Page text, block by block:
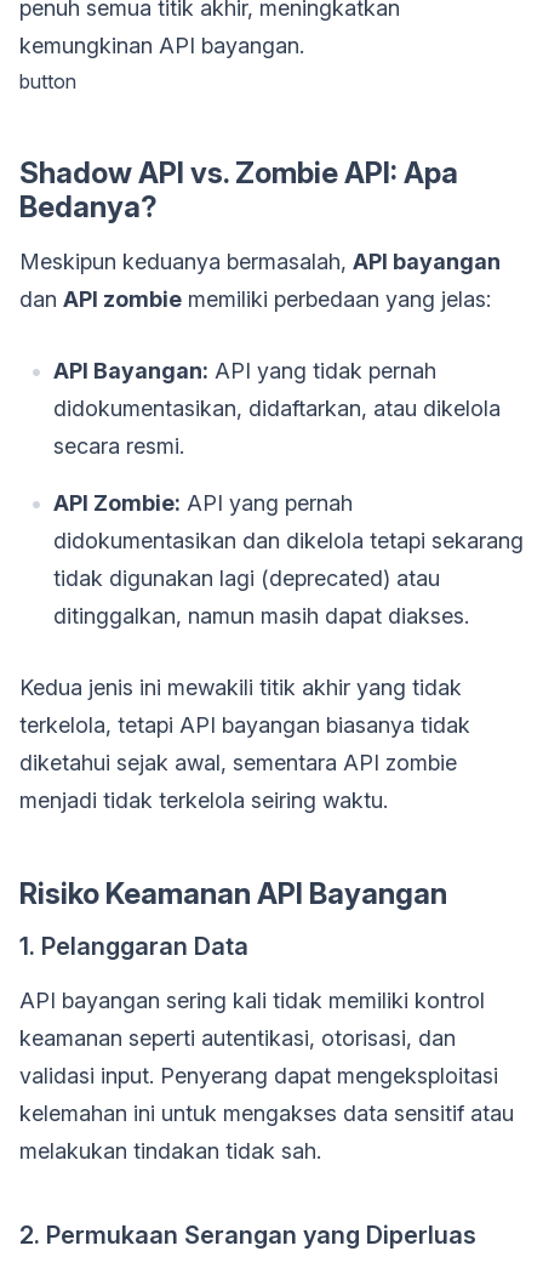
penuh semua titik akhir, meningkatkan
kemungkinan API bayangan.
button
Shadow API vs. Zombie API: Apa
Bedanya?
Meskipun keduanya bermasalah, API bayangan
dan API zombie memiliki perbedaan yang jelas:
API Bayangan: API yang tidak pernah
didokumentasikan, didaftarkan, atau dikelola
secara resmi.
API Zombie: API yang pernah
didokumentasikan dan dikelola tetapi sekarang
tidak digunakan lagi (deprecated) atau
ditinggalkan, namun masih dapat diakses.
Kedua jenis ini mewakili titik akhir yang tidak
terkelola, tetapi API bayangan biasanya tidak
diketahui sejak awal, sementara API zombie
menjadi tidak terkelola seiring waktu.
Risiko Keamanan API Bayangan
1. Pelanggaran Data
API bayangan sering kali tidak memiliki kontrol
keamanan seperti autentikasi, otorisasi, dan
validasi input. Penyerang dapat mengeksploitasi
kelemahan ini untuk mengakses data sensitif atau
melakukan tindakan tidak sah.
2. Permukaan Serangan yang Diperluas